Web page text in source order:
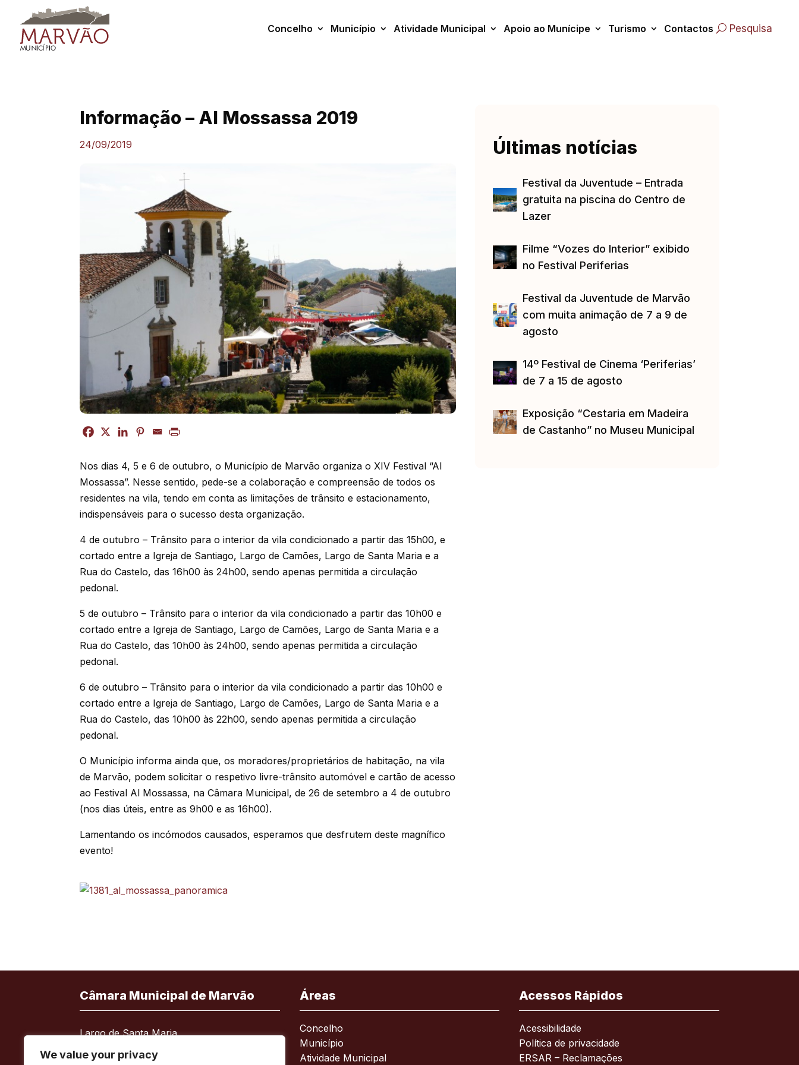
content
We value your privacy
Concelho Município Atividade Municipal Apoio ao Munícipe Turismo Contactos Pesquisa
Informação – Al Mossassa 2019
24/09/2019
Nos dias 4, 5 e 6 de outubro, o Município de Marvão organiza o XIV Festival “Al
Mossassa”. Nesse sentido, pede-se a colaboração e compreensão de todos os
residentes na vila, tendo em conta as limitações de trânsito e estacionamento,
indispensáveis para o sucesso desta organização.
4 de outubro – Trânsito para o interior da vila condicionado a partir das 15h00, e
cortado entre a Igreja de Santiago, Largo de Camões, Largo de Santa Maria e a
Rua do Castelo, das 16h00 às 24h00, sendo apenas permitida a circulação
pedonal.
5 de outubro – Trânsito para o interior da vila condicionado a partir das 10h00 e
cortado entre a Igreja de Santiago, Largo de Camões, Largo de Santa Maria e a
Rua do Castelo, das 10h00 às 24h00, sendo apenas permitida a circulação
pedonal.
6 de outubro – Trânsito para o interior da vila condicionado a partir das 10h00 e
cortado entre a Igreja de Santiago, Largo de Camões, Largo de Santa Maria e a
Rua do Castelo, das 10h00 às 22h00, sendo apenas permitida a circulação
pedonal.
O Município informa ainda que, os moradores/proprietários de habitação, na vila
de Marvão, podem solicitar o respetivo livre-trânsito automóvel e cartão de acesso
ao Festival Al Mossassa, na Câmara Municipal, de 26 de setembro a 4 de outubro
(nos dias úteis, entre as 9h00 e as 16h00).
Lamentando os incómodos causados, esperamos que desfrutem deste magnífico
evento!
Últimas notícias
Festival da Juventude – Entrada
gratuita na piscina do Centro de
Lazer
Filme “Vozes do Interior” exibido
no Festival Periferias
Festival da Juventude de Marvão
com muita animação de 7 a 9 de
agosto
14º Festival de Cinema ‘Periferias’
de 7 a 15 de agosto
Exposição “Cestaria em Madeira
de Castanho” no Museu Municipal
Câmara Municipal de Marvão
Largo de Santa Maria
7330-101 Marvão
Áreas
Concelho
Município
Atividade Municipal
Acessos Rápidos
Acessibilidade
Política de privacidade
ERSAR – Reclamações